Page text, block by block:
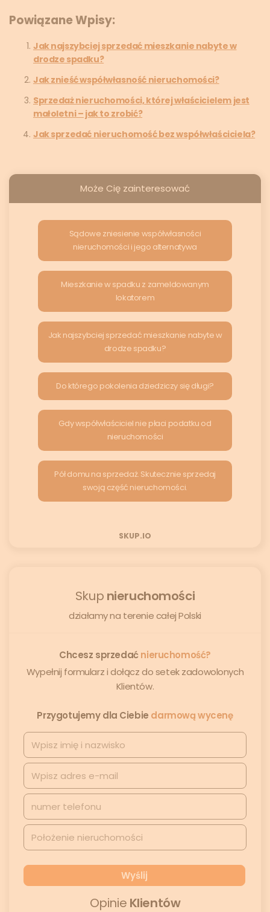
Powiązane Wpisy:
Jak najszybciej sprzedać mieszkanie nabyte w
drodze spadku?
Jak znieść współwłasność nieruchomości?
Sprzedaż nieruchomości, której właścicielem jest
małoletni – jak to zrobić?
Jak sprzedać nieruchomość bez współwłaściciela?
Może Cię zainteresować
Sądowe zniesienie współwłasności
nieruchomości i jego alternatywa
Mieszkanie w spadku z zameldowanym
lokatorem
Jak najszybciej sprzedać mieszkanie nabyte w
drodze spadku?
Do którego pokolenia dziedziczy się długi?
Gdy współwłaściciel nie płaci podatku od
nieruchomości
Pół domu na sprzedaż. Skutecznie sprzedaj
swoją część nieruchomości.
SKUP.IO
Skup nieruchomości
działamy na terenie całej Polski
Chcesz sprzedaćnieruchomość?
Wypełnij formularz i dołącz do setek zadowolonych
Klientów.
Przygotujemy dla Ciebie darmową wycenę
Opinie Klientów